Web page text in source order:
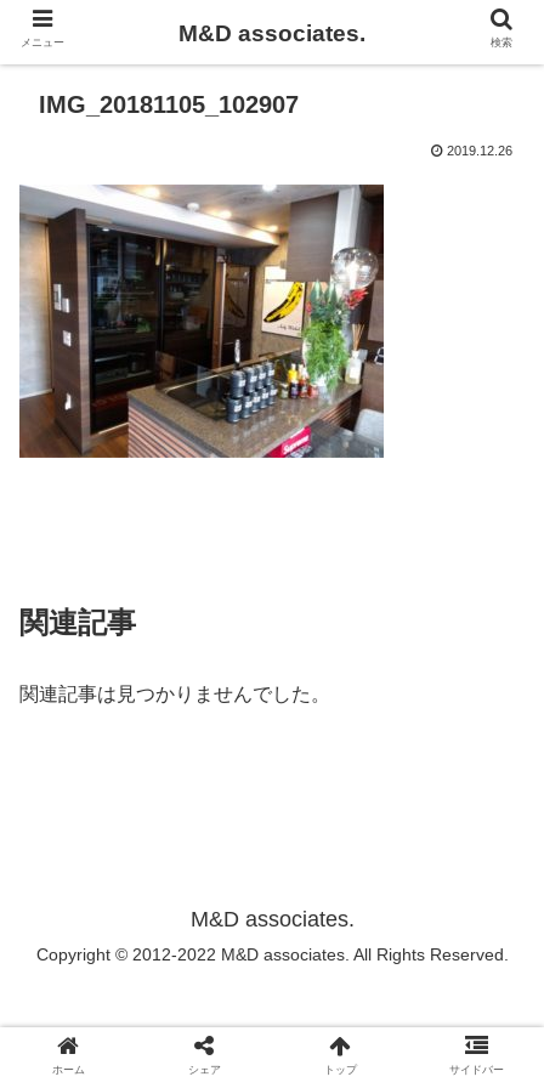
IMG_20181105_102907
2019.12.26
関連記事
関連記事は見つかりませんでした。
M&D associates.
Copyright © 2012-2022 M&D associates. All Rights Reserved.
メニュー M&D associates. 検索
ホーム シェア トップ サイドバー